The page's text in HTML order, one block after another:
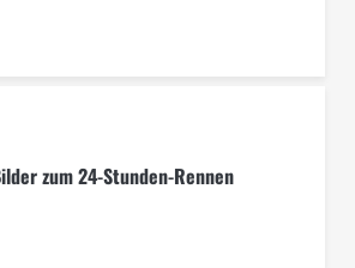
zum 24-Stunden-Rennen